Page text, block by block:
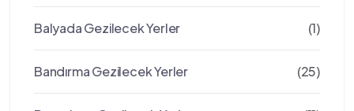
Balyada Gezilecek Yerler (1)
Bandırma Gezilecek Yerler (25)